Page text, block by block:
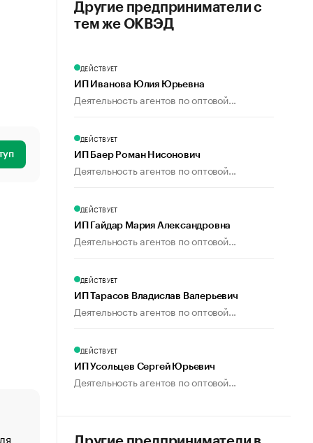
«От спорта тело стареет иначе». Как живет глава
Другие предприниматели с
тем же ОКВЭД
ДЕЙСТВУЕТ
ИП Иванова Юлия Юрьевна
Деятельность агентов по оптовой...
ДЕЙСТВУЕТ
ИП Баер Роман Нисонович
Деятельность агентов по оптовой...
ДЕЙСТВУЕТ
ИП Гайдар Мария Александровна
Деятельность агентов по оптовой...
ДЕЙСТВУЕТ
ИП Тарасов Владислав Валерьевич
Деятельность агентов по оптовой...
ДЕЙСТВУЕТ
ИП Усольцев Сергей Юрьевич
Деятельность агентов по оптовой...